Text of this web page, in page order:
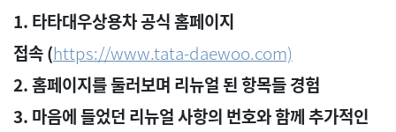
1. 타타대우상용차 공식 홈페이지
접속(https://www.tata-daewoo.com)
2.홈페이지를 둘러보며 리뉴얼 된 항목들 경험
3. 마음에 들었던 리뉴얼 사항의 번호와 함께 추가적인